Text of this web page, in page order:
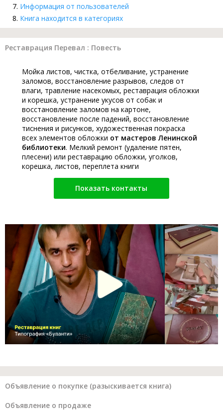
Информация от пользователей
Книга находится в категориях
Реставрация Перевал : Повесть
Мойка листов, чистка, отбеливание, устранение
заломов, восстановление разрывов, следов от
влаги, травление насекомых, реставрация обложки
и корешка, устранение укусов от собак и
восстановление заломов на картоне,
восстановление после падений, восстановление
тиснения и рисунков, художественная покраска
всех элементов обложки от мастеров Ленинской
библиотеки. Мелкий ремонт (удаление пятен,
плесени) или реставрацию обложки, уголков,
корешка, листов, переплета книги
Показать контакты
Объявление о покупке (разыскивается книга)
Объявление о продаже